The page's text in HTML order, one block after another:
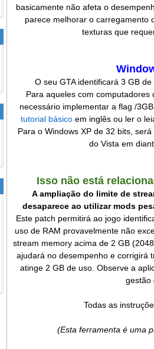
basicamente não afeta o
parece melhorar o carregamento
texturas que
O seu GTA identificará 3 GB
Para aqueles com
necessário implementar a flag /
tutorial básico em inglês ou ler o
Para o Windows XP de 32 bits,
do Vista em
Isso não está
A ampliação do limite de
desaparece ao utilizar mods
Este patch permitirá ao jogo
uso de RAM provavelmente não
stream memory acima de 2 GB
ajudará no desempenho e corrigirá
atinge 2 GB de uso. Observe a
gestão
Todas as
(Esta ferramenta é uma